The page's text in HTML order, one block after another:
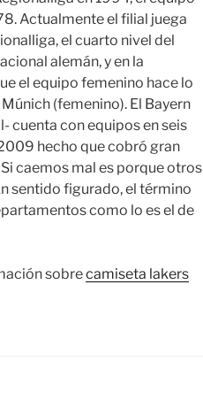
Actualmente el filial juega
el cuarto nivel del
alemán, y en la
el equipo femenino hace lo
(femenino). El Bayern
cuenta con equipos en seis
hecho que cobró gran
caemos mal es porque otros
sentido figurado, el término
como lo es el de
sobrecamiseta lakers